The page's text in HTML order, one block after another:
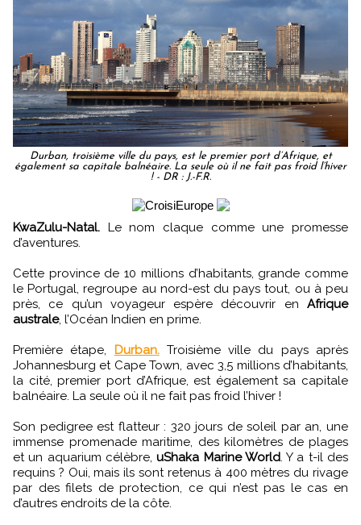
Durban, troisième ville du pays, est le premier port d’Afrique, et
également sa capitale balnéaire. La seule où il ne fait pas froid l’hiver
! - DR : J.-F.R.
KwaZulu-Natal. Le nom claque comme une promesse
d’aventures.
Cette province de 10 millions d’habitants, grande comme
le Portugal, regroupe au nord-est du pays tout, ou à peu
près, ce qu’un voyageur espère découvrir en Afrique
australe, l’Océan Indien en prime.
Première étape, Durban.Troisième ville du pays après
Johannesburg et Cape Town, avec 3,5 millions d’habitants,
la cité, premier port d’Afrique, est également sa capitale
balnéaire. La seule où il ne fait pas froid l’hiver !
Son pedigree est flatteur : 320 jours de soleil par an, une
immense promenade maritime, des kilomètres de plages
et un aquarium célèbre,uShaka Marine World. Y a t-il des
requins ? Oui, mais ils sont retenus à 400 mètres du rivage
par des filets de protection, ce qui n’est pas le cas en
d’autres endroits de la côte.